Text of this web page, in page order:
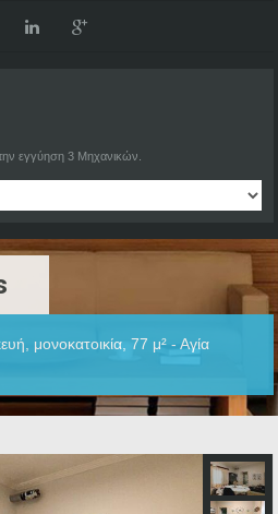
εγγύηση 3 Μηχανικών.
μονοκατοικία, 77 μ² - Αγία